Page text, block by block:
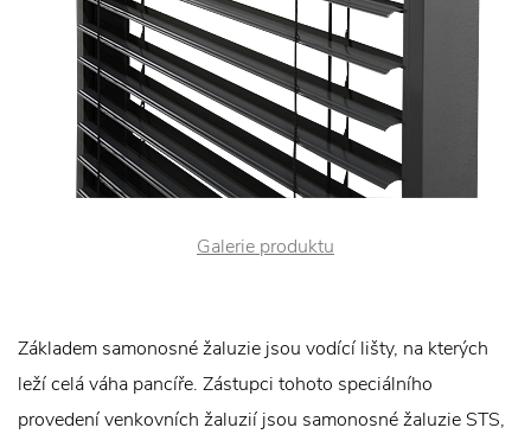
Galerie produktu
Základem samonosné žaluzie jsou vodící lišty, na kterých
leží celá váha pancíře. Zástupci tohoto speciálního
provedení venkovních žaluzií jsou samonosné žaluzie STS,